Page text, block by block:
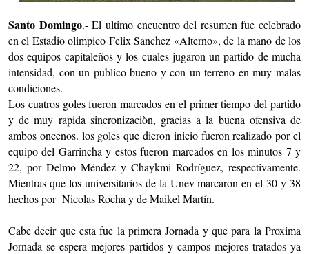
Santo Domingo.- El ultimo encuentro del resumen fue celebrado
en el Estadio olimpico Felix Sanchez «Alterno», de la mano de los
dos equipos capitaleños y los cuales jugaron un partido de mucha
intensidad, con un publico bueno y con un terreno en muy malas
condiciones.
Los cuatros goles fueron marcados en el primer tiempo del partido
y de muy rapida sincronizaciòn, gracias a la buena ofensiva de
ambos oncenos. los goles que dieron inicio fueron realizado por el
equipo del Garrincha y estos fueron marcados en los minutos 7 y
22, por Delmo Méndez y Chaykmi Rodríguez, respectivamente.
Mientras que los universitarios de la Unev marcaron en el 30 y 38
hechos por Nicolas Rocha y de Maikel Martín.
Cabe decir que esta fue la primera Jornada y que para la Proxima
Jornada se espera mejores partidos y campos mejores tratados ya